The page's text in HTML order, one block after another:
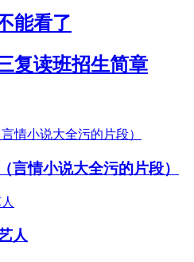
能看了
复读班招生简章
言情小说大全污的片段）
人